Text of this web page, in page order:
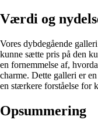
Værdi og
Vores dybdegående
kunne sætte pris på den
en fornemmelse af,
charme. Dette galleri er
en stærkere forståelse for
Opsummering